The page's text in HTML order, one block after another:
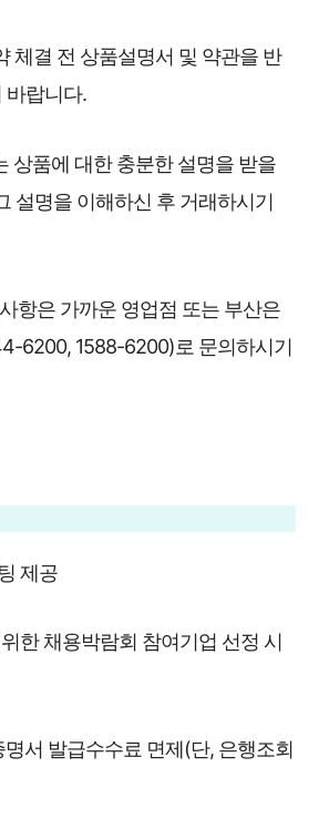
체결 전 상품설명서 및 약관을 반
바랍니다.
상품에 대한 충분한 설명을 받을
설명을 이해하신 후 거래하시기
항은 가까운 영업점 또는 부산은
6200, 1588-6200)로 문의하시기
제공
한 채용박람회 참여기업 선정 시
명서 발급수수료 면제(단, 은행조회